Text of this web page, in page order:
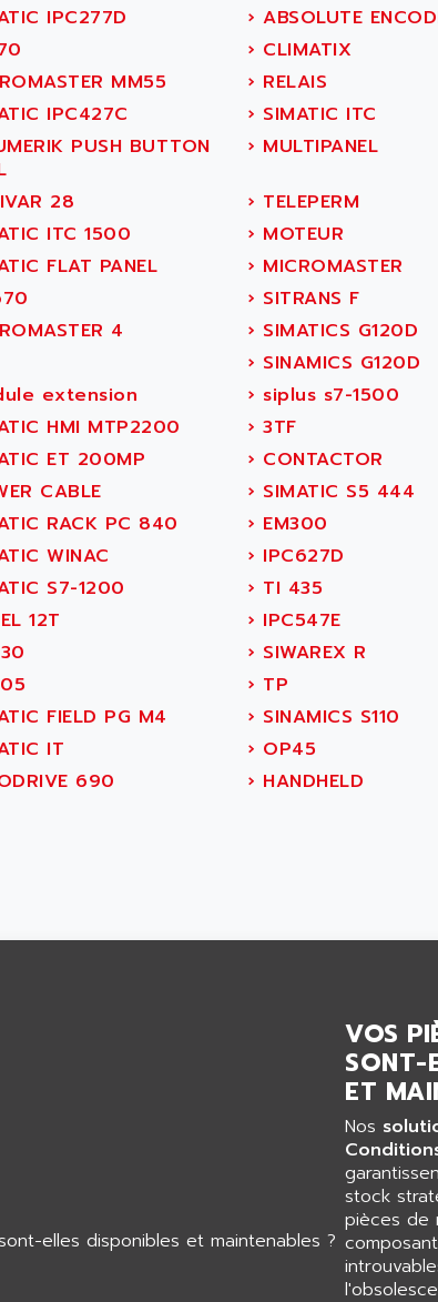
IPC277D › ABSOLUTE
› CLIMATIX
MM55 › RELAIS
IPC427C › SIMATIC ITC
PUSH BUTTON
› MULTIPANEL
28 › TELEPERM
ITC 1500 › MOTEUR
FLAT PANEL › MICROMASTER
› SITRANS F
4 › SIMATICS G120D
› SINAMICS G120D
extension › siplus s7-1500
HMI MTP2200 › 3TF
ET 200MP › CONTACTOR
CABLE › SIMATIC S5 444
RACK PC 840 › EM300
WINAC › IPC627D
S7-1200 › TI 435
12T › IPC547E
› SIWAREX R
› TP
FIELD PG M4 › SINAMICS S110
IT › OP45
690 › HANDHELD
VOS
SONT-
ET
Nos
stock
pièces de